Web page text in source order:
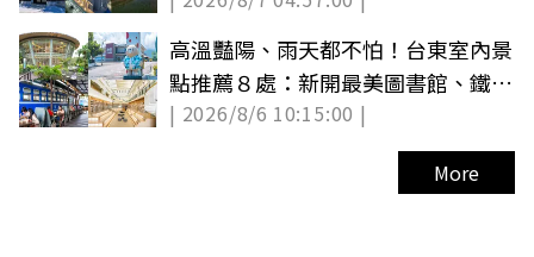
高溫豔陽、雨天都不怕！台東室內景
點推薦８處：新開最美圖書館、鐵路
便當故鄉
| 2026/8/6 10:15:00 |
More